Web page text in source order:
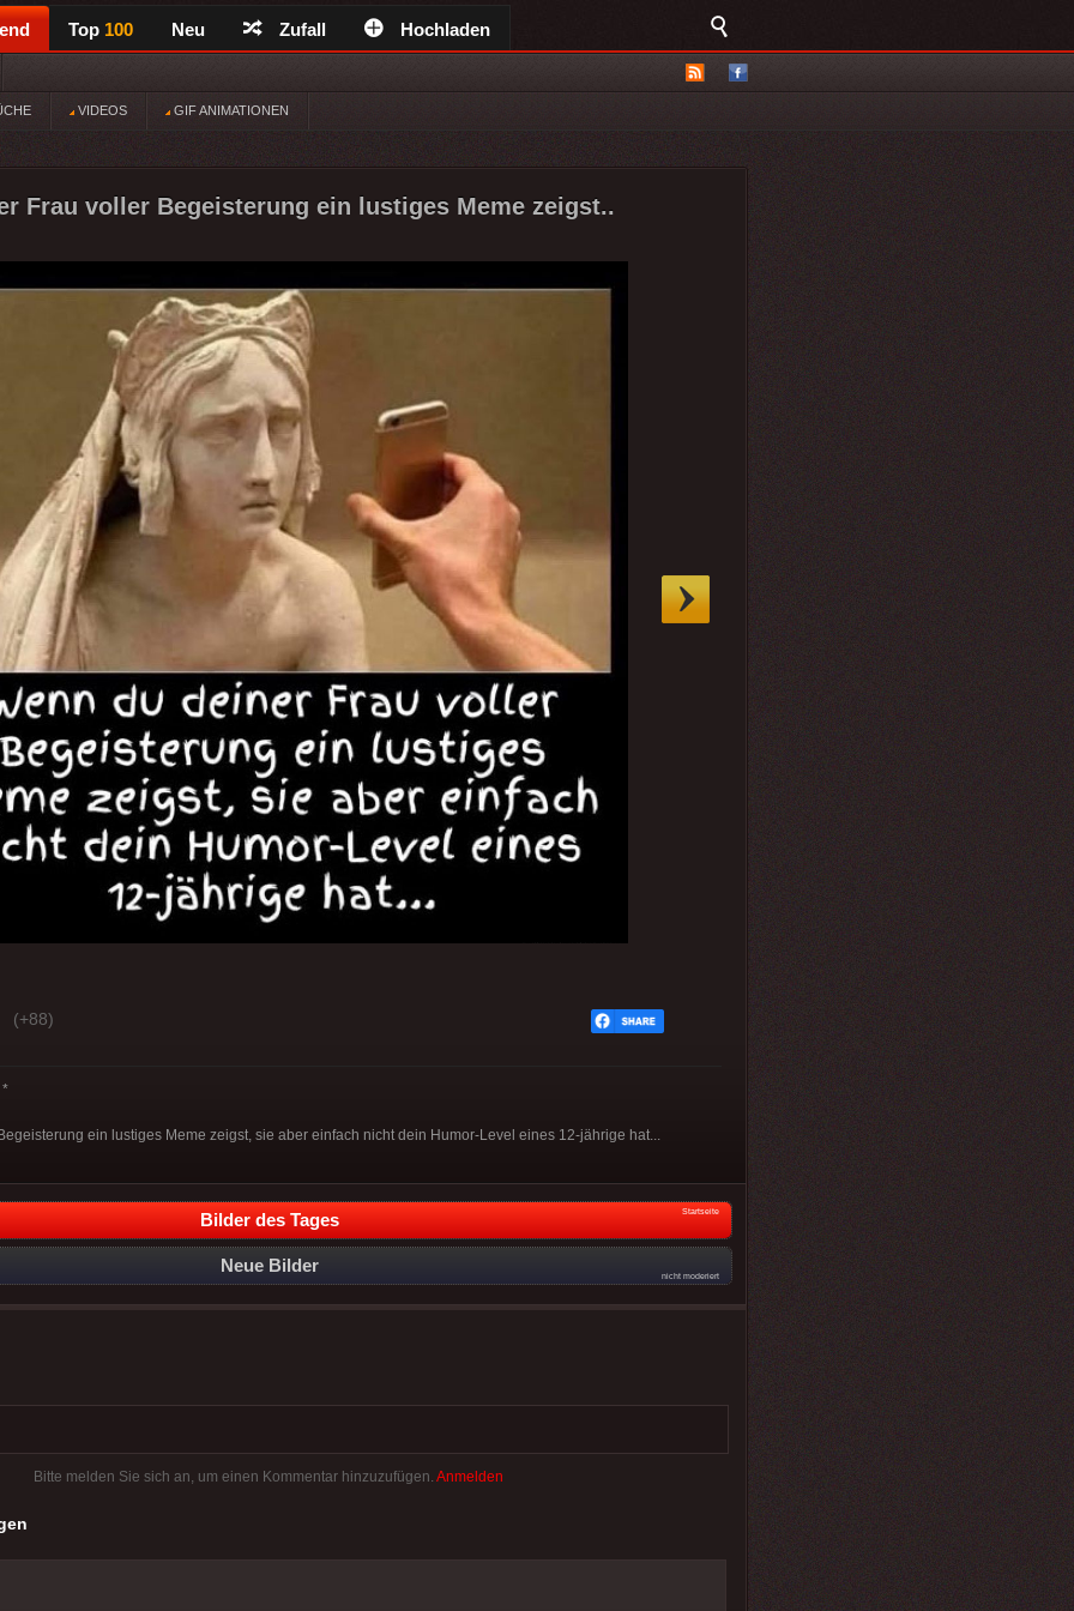
Top 100 Neu Zufall Hochladen
VIDEOS GIF ANIMATIONEN
Frau voller Begeisterung ein lustiges Meme zeigst..
(+88)
ein lustiges Meme zeigst, sie aber einfach nicht dein Humor-Level eines 12-jährige hat...
Bilder des Tages Startseite
Neue Bilder
nicht moderiert
Bitte melden Sie sich an, um einen Kommentar hinzuzufügen. Anmelden